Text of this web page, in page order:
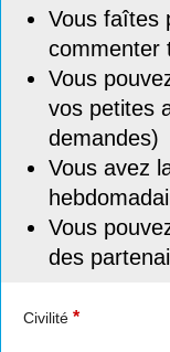
Vous faîtes
commenter
Vous
vos petites
demandes)
Vous avez
Vous
des
Civilité *